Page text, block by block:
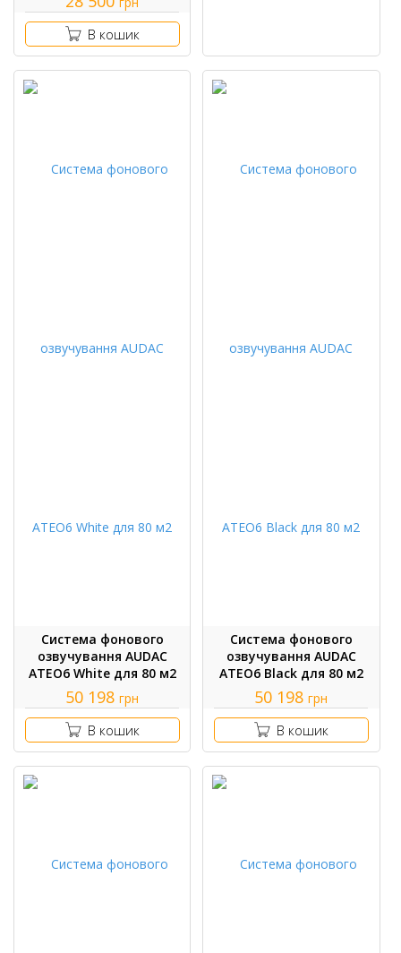
В кошик
Система фонового
озвучування AUDAC
ATEO6 White для 80 м2
50 198 грн
В кошик
Система фонового
озвучування AUDAC
ATEO6 Black для 80 м2
50 198 грн
В кошик